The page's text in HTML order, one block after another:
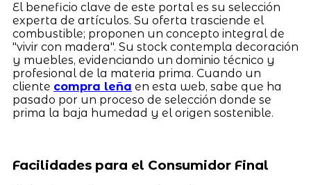
El beneficio clave de este portal es su selección
experta de artículos. Su oferta trasciende el
combustible; proponen un concepto integral de
"vivir con madera". Su stock contempla decoración
y muebles, evidenciando un dominio técnico y
profesional de la materia prima. Cuando un
cliente compra leña en esta web, sabe que ha
pasado por un proceso de selección donde se
prima la baja humedad y el origen sostenible.
Facilidades para el Consumidor Final